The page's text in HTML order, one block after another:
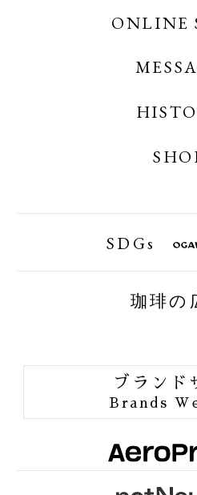
OGAWAONLINE
OGAWA COFFEE
OGAWA COFFEE
小川珈琲業務用オ
SDGs
ORANG
ONE of LOVE
GROUNDS
珈琲の
ブランド
Brands